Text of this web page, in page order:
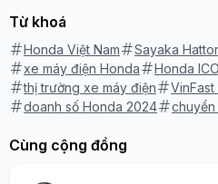
Từ khoá
Honda Việt Nam Sayaka
xe máy điện Honda
Honda
thị trường xe máy điện
doanh số Honda 2024
chuyển
Cùng cộng đồng